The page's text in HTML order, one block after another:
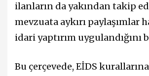
ilanların da yakından takip
mevzuata aykırı paylaşımlar
idari yaptırım uygulandığını
Bu çerçevede, EİDS kurallarına